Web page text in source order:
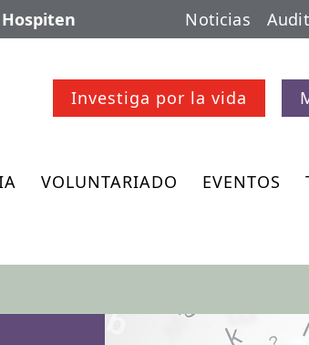
Noticias
Investiga por la vida
VOLUNTARIADO EVENTOS